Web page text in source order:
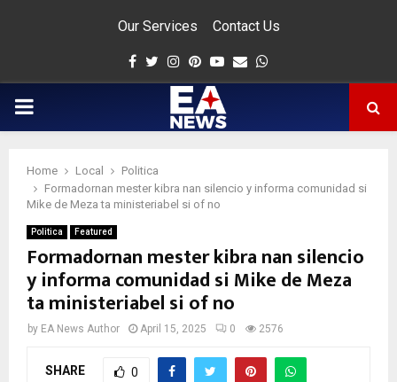
Our Services Contact Us
Facebook
Twitter
Instagram
Pinterest
Youtube
Email
PRIMARY
Home Local
Politica
Formadornan mester kibra nan silencio y informa comunidad si
Mike de Meza ta ministeriabel si of no
Politica Featured
Formadornan mester kibra nan silencio
y informa comunidad si Mike de Meza
ta ministeriabel si of no
by EA News Author April 15, 2025 0 2576
SHARE 0